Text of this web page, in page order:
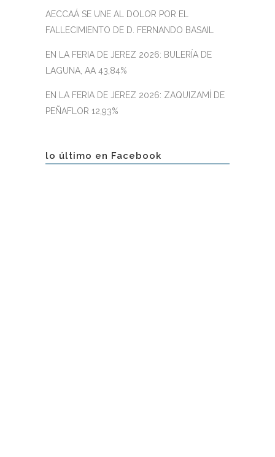
AECCAÁ SE UNE AL DOLOR POR EL
FALLECIMIENTO DE D. FERNANDO BASAIL
EN LA FERIA DE JEREZ 2026: BULERÍA DE
LAGUNA, AA 43,84%
EN LA FERIA DE JEREZ 2026: ZAQUIZAMÍ DE
PEÑAFLOR 12,93%
lo último en Facebook